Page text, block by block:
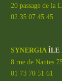
20 passage de la
02 35 07 45 45
SYNERGIAÎLE
8 rue de Nantes
01 73 70 51 61